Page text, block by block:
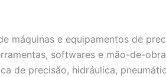
máquinas e equipamentos de
softwares e mão-de-
de precisão, hidráulica,